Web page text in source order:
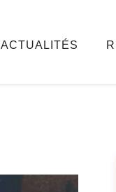
ACTUALITÉS